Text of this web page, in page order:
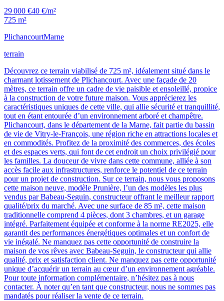
29 000 €40 €/m²
725 m²
PlichancourtMarne
terrain
Découvrez ce terrain viabilisé de 725 m², idéalement situé dans le
charmant lotissement de Plichancourt. Avec une façade de 20
mètres, ce terrain offre un cadre de vie paisible et ensoleillé, propice
à la construction de votre future maison. Vous apprécierez les
caractéristiques uniques de cette ville, qui allie sécurité et tranquillité,
tout en étant entourée d’un environnement arboré et champêtre.
Plichancourt, dans le département de la Marne, fait partie du bassin
de vie de Vitry-le-François, une région riche en attractions locales et
en commodités. Profitez de la proximité des commerces, des écoles
et des espaces verts, qui font de cet endroit un choix privilégié pour
les familles. La douceur de vivre dans cette commune, alliée à son
accès facile aux infrastructures, renforce le potentiel de ce terrain
pour un projet de construction. Sur ce terrain, nous vous proposons
cette maison neuve, modèle Prunière, l’un des modèles les plus
vendus par Babeau-Seguin, constructeur offrant le meilleur rapport
qualité/prix du marché. Avec une surface de 85 m², cette maison
traditionnelle comprend 4 pièces, dont 3 chambres, et un garage
intégré. Parfaitement équipée et conforme à la norme RE2025, elle
garantit des performances énergétiques optimales et un confort de
vie inégalé. Ne manquez pas cette opportunité de construire la
maison de vos rêves avec Babeau-Seguin, le constructeur qui allie
qualité, prix et satisfaction client. Ne manquez pas cette opportunité
unique d’acquérir un terrain au cœur d’un environnement agréable.
Pour toute information complémentaire, n’hésitez pas à nous
contacter. À noter qu’en tant que constructeur, nous ne sommes pas
mandatés pour réaliser la vente de ce terrain.